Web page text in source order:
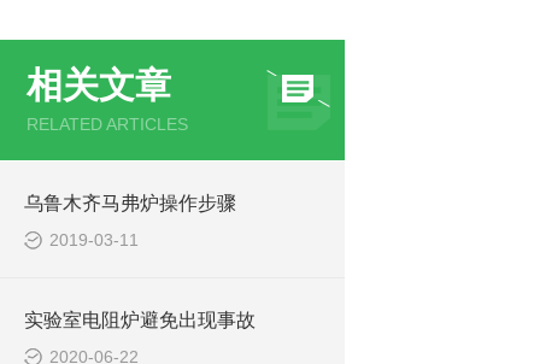
相关文章
RELATED ARTICLES
乌鲁木齐马弗炉操作步骤
2019-03-11
实验室电阻炉避免出现事故
2020-06-22